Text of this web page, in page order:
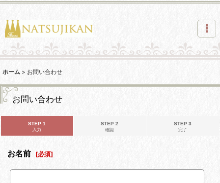
ホーム > お問い合わせ
お問い合わせ
STEP 1
入力
STEP 2
確認
STEP 3
完了
お名前 [必須]